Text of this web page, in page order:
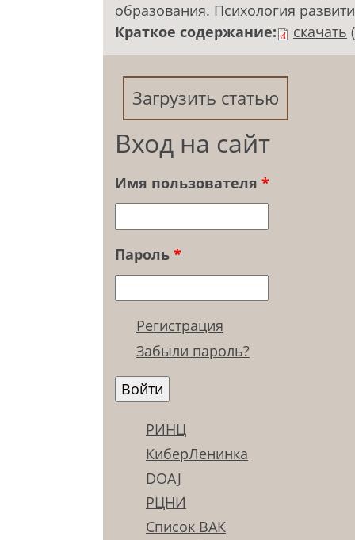
образования. Психология
Краткое содержание:
скачать
Загрузить статью
Вход на сайт
Имя пользователя *
Пароль *
Регистрация
Забыли пароль?
РИНЦ
КиберЛенинка
DOAJ
РЦНИ
Список ВАК